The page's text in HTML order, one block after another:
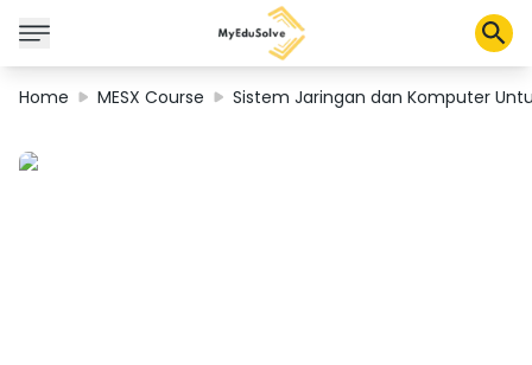
Solusi Perusahaan
Home MESX Course Sistem Jaringan dan Komputer